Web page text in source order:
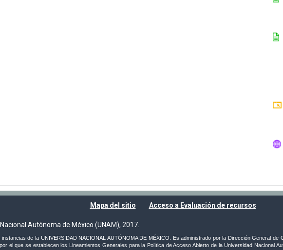
Mapa del sitio Acceso a Evaluación de recursos
Autónoma de México (UNAM), 2017.
de la UNIVERSIDAD NACIONAL AUTÓNOMA DE MÉXICO. Es administrado por la Dirección General
el que se establecen los Lineamientos Generales para la Política de Acceso Abierto de la Universidad Nacional